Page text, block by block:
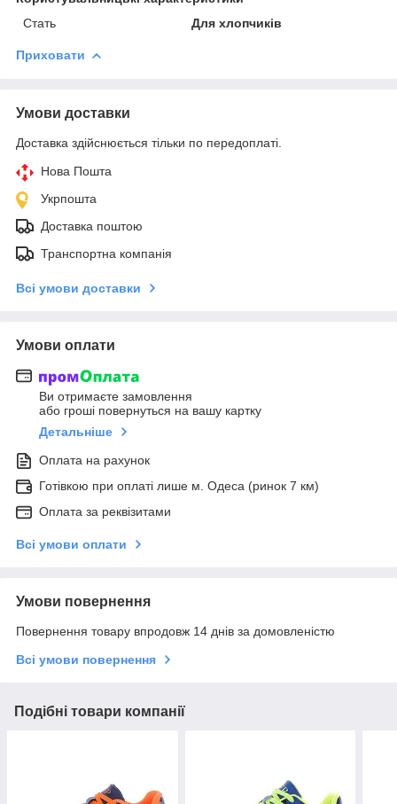
Стать
Для хлопчиків
Приховати
Умови доставки
Доставка здійснюється тільки по передоплаті.
Нова Пошта
Укрпошта
Доставка поштою
Транспортна компанія
Всі умови доставки
Умови оплати
Ви отримаєте замовлення
або гроші повернуться на вашу картку
Детальніше
Оплата на рахунок
Готівкою при оплаті лише м. Одеса (ринок 7 км)
Оплата за реквізитами
Всі умови оплати
Умови повернення
Повернення товару впродовж 14 днів за домовленістю
Всі умови повернення
Подібні товари компанії